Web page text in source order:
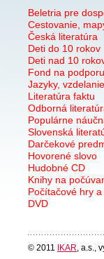
Beletria pre
Cestovanie,
Česká literatúra
Deti do 10 rokov
Deti nad 10
Fond na
Jazyky, vzdelanie
Literatúra faktu
Odborná
Populárne
Slovenská
Darčekové
Hovorené slovo
Hudobné CD
Knihy na
Počítačové hry
DVD
© 2011 IKAR , a.s.,